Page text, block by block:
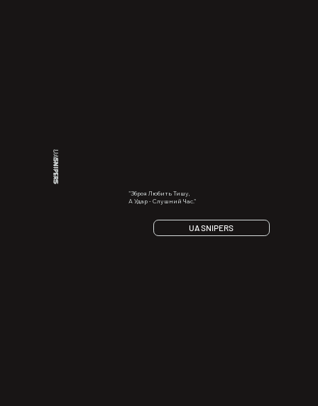
"Зброя Любить Тишу,
А Удар - Слушний Час."
UA SNIPERS
UA
SNIPERS